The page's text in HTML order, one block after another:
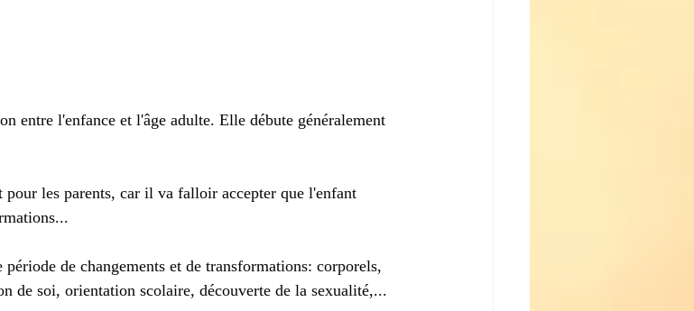
entre l'enfance et l'âge adulte. Elle débute généralement
pour les parents, car il va falloir accepter que l'enfant
de changements et de transformations: corporels,
de soi, orientation scolaire, découverte de la sexualité,...